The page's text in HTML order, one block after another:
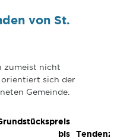
von St.
zumeist nicht
orientiert sich der
Gemeinde.
bis
Tendenz